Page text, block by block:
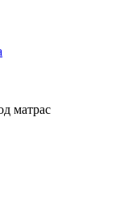
матрас